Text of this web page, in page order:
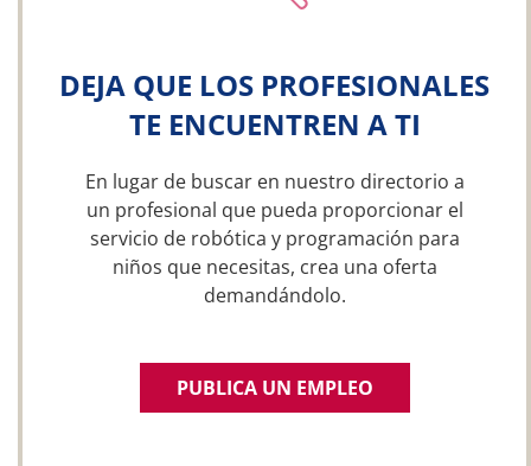
DEJA QUE LOS PROFESIONALES
TE ENCUENTREN A TI
En lugar de buscar en nuestro directorio a
un profesional que pueda proporcionar el
servicio de robótica y programación para
niños que necesitas, crea una oferta
demandándolo.
PUBLICA UN EMPLEO